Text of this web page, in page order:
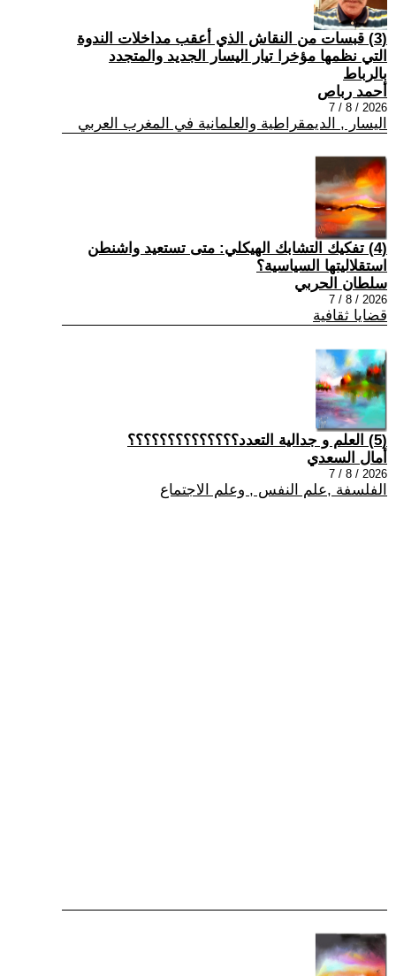
(3) قبسات من النقاش الذي أعقب مداخلات الندوة
التي نظمها مؤخرا تيار اليسار الجديد والمتجدد
بالرباط
أحمد رباص
2026 / 8 / 7
اليسار , الديمقراطية والعلمانية في المغرب العربي
(4) تفكيك التشابك الهيكلي: متى تستعيد واشنطن
استقلاليتها السياسية؟
سلطان الحربي
2026 / 8 / 7
قضايا ثقافية
(5) العلم و جدالية التعدد؟؟؟؟؟؟؟؟؟؟؟؟؟؟
أمال السعدي
2026 / 8 / 7
الفلسفة ,علم النفس , وعلم الاجتماع